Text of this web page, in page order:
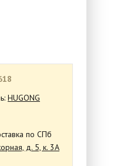
HUGONG
по СПб
д. 5, к. 3А